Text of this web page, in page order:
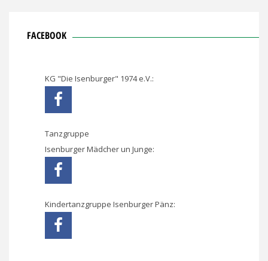
FACEBOOK
KG "Die Isenburger" 1974 e.V.:
Tanzgruppe
Isenburger Mädcher un Junge:
Kindertanzgruppe Isenburger Pänz: